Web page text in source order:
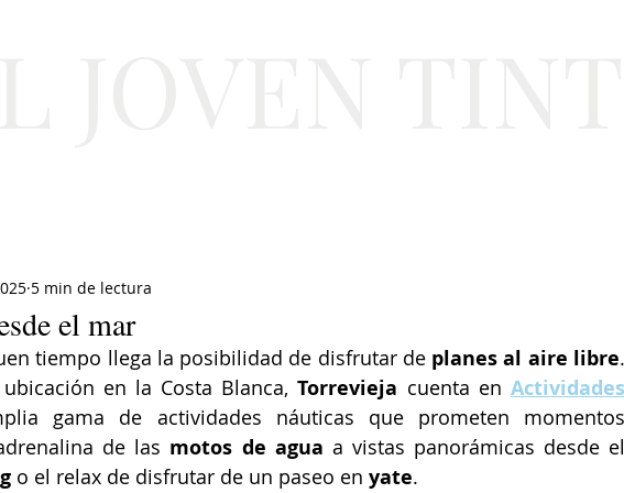
el mar
5 min de lectura
tiempo llega la posibilidad de disfrutar de planes al aire libre.
en la Costa Blanca, Torrevieja cuenta en Actividades
gama de actividades náuticas que prometen momentos
de las motos de agua a vistas panorámicas desde el
o el relax de disfrutar de un paseo en yate.